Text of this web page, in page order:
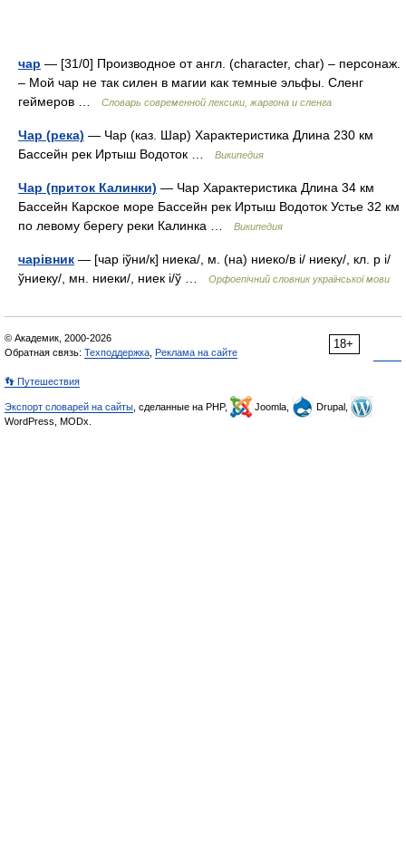
чар — [31/0] Производное от англ. (character, char) – персонаж.
– Мой чар не так силен в магии как темные эльфы. Сленг
геймеров …
Cловарь современной лексики, жаргона и сленга
Чар (река) — Чар (каз. Шар) Характеристика Длина 230 км
Бассейн рек Иртыш Водоток …
Википедия
Чар (приток Калинки) — Чар Характеристика Длина 34 км
Бассейн Карское море Бассейн рек Иртыш Водоток Устье 32 км
по левому берегу реки Калинка …
Википедия
чарівник — [чар іўни/к] ниека/, м. (на) ниеко/в і/ ниеку/, кл. р і/
ўниеку/, мн. ниеки/, ниек і/ў …
Орфоепічний словник української мови
18+
© Академик, 2000-2026
Обратная связь: Техподдержка Реклама на сайте
👣 Путешествия
Экспорт словарей на сайты , сделанные на PHP, Joomla,
Drupal,
WordPress, MODx.